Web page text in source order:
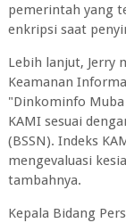
pemerintah yang
enkripsi saat
Lebih lanjut, Jerry
Keamanan
"Dinkominfo
KAMI sesuai
(BSSN). Indeks
mengevaluasi
tambahnya.
Kepala Bidang